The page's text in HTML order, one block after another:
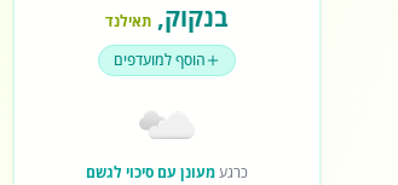
בנקוק,תאילנד
הוסף למועדפים
כרגעמעונן עם סיכוי לגשם